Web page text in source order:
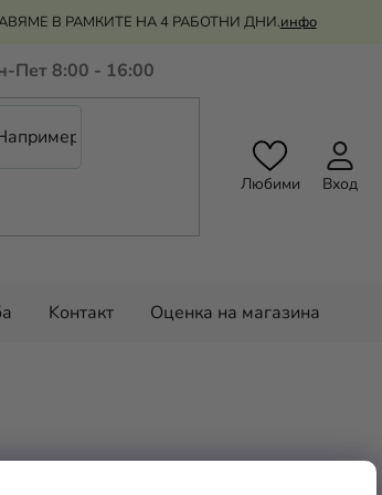
В РАМКИТЕ НА 4 РАБОТНИ ДНИ.инфо
парите
Любими Вход
Kонтакт Оценка на магазина